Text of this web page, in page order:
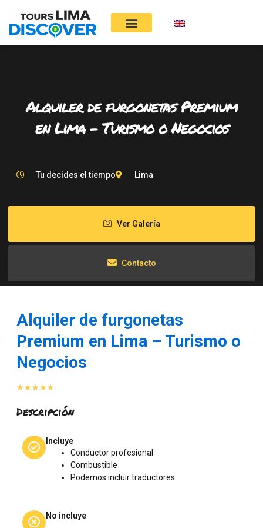
contenido
Alquiler de furgonetas Premium
en Lima – Turismo o Negocios
Tu decides el tiempo Lima
Ver Galería
Contacto
Alquiler de furgonetas
Premium en Lima – Turismo o
Negocios
★★★★★
4.7
5
Descripción
Incluye
Conductor profesional
Combustible
Podemos incluir traductores
No incluye